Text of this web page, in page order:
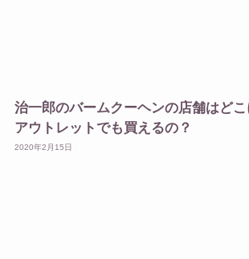
治一郎のバームクーヘンの店舗はど
アウトレットでも買えるの？
2020年2月15日